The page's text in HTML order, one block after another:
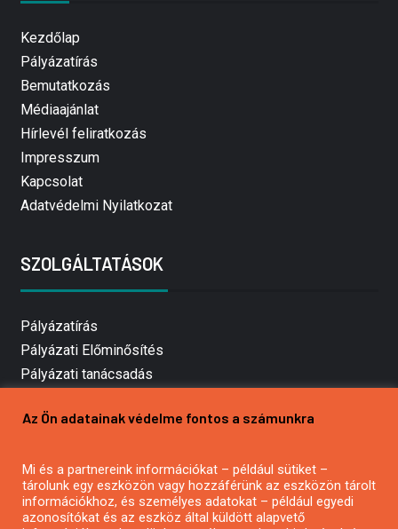
Kezdőlap
Pályázatírás
Bemutatkozás
Médiaajánlat
Hírlevél feliratkozás
Impresszum
Kapcsolat
Adatvédelmi Nyilatkozat
SZOLGÁLTATÁSOK
Pályázatírás
Pályázati Előminősítés
Pályázati tanácsadás
Mezőgazdasági pályázatírás
Pályázatírás civil szervezeteknek
Pályázatírás önkormányzatoknak
Pályázatfigyelés
Az Ön adatainak védelme fontos a számunkra
Mi és a partnereink információkat – például sütiket –
tárolunk egy eszközön vagy hozzáférünk az eszközön tárolt
információkhoz, és személyes adatokat – például egyedi
azonosítókat és az eszköz által küldött alapvető